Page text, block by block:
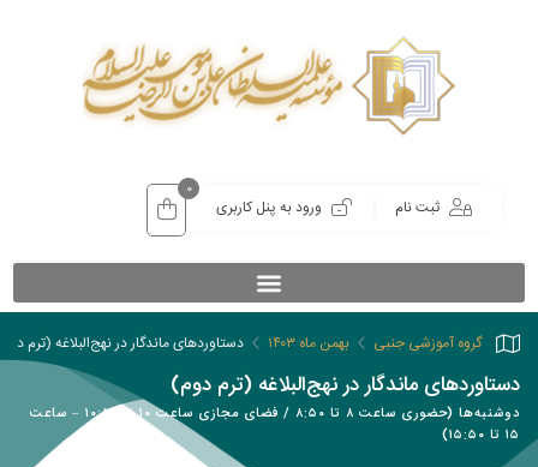
ثبت نام ورود به پنل کاربری
0
گروه آموزشی جنبی بهمن ماه ۱۴۰۳ دستاوردهای ماندگار در نهج‌البلاغه (ترم
دستاوردهای ماندگار در نهج‌البلاغه (ترم دوم)
دوشنبه‌ها (حضوری ساعت ۸ تا ۸:۵۰ / فضای مجازی ساعت ۱۰ تا ۱۰:۵۰ – ساعت
۱۵ تا ۱۵:۵۰)